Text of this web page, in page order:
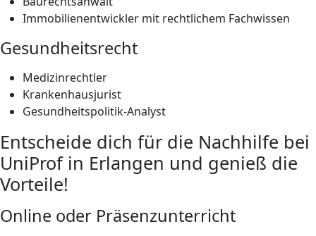
Immobilienentwickler mit rechtlichem Fachwissen
Gesundheitsrecht
Medizinrechtler
Krankenhausjurist
Gesundheitspolitik-Analyst
Entscheide dich für die Nachhilfe bei
UniProf in Erlangen und genieß die
Vorteile!
Online oder Präsenzunterricht